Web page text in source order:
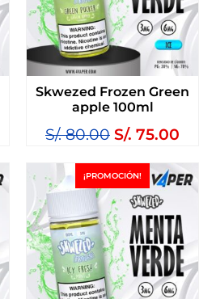
Skwezed Frozen Green
apple 100ml
S/.80.00 S/. 75.00
¡PROMOCIÓN!